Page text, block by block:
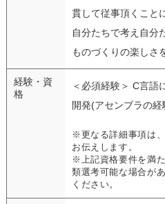
貫して従事頂くこと
自分たちで考え自分
ものづくりの楽しさ
経験・資
格
＜必須経験＞ C言語
開発(アセンブラの経
※更なる詳細事項は
お伝えします。
※上記資格要件を満
類選考可能な場合が
ください。